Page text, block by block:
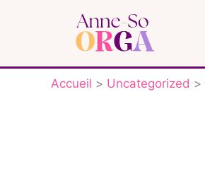
Accueil Uncategorized